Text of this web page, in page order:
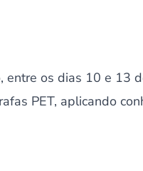
entre os dias 10 e 13
PET, aplicando